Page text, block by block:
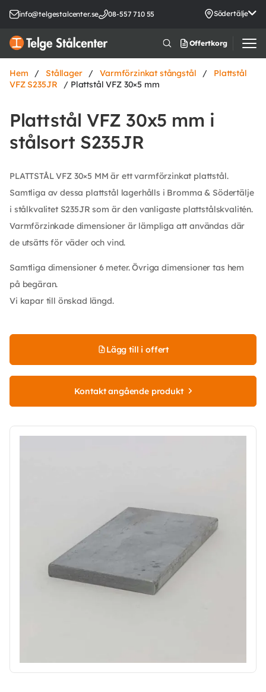
info@telgestalcenter.se 08-557 710 55 Södertälje
Offertkorg
Hem / Stållager / Varmförzinkat stångstål /
Plattstål
VFZ S235JR
/ Plattstål VFZ 30×5 mm
Plattstål VFZ 30x5 mm i
stålsort S235JR
PLATTSTÅL VFZ 30×5 MM är ett varmförzinkat plattstål.
Samtliga av dessa plattstål lagerhålls i Bromma & Södertälje
i stålkvalitet S235JR som är den vanligaste plattstålskvalitén.
Varmförzinkade dimensioner är lämpliga att användas där
de utsätts för väder och vind.
Samtliga dimensioner 6 meter. Övriga dimensioner tas hem
på begäran.
Vi kapar till önskad längd.
Lägg till i offert
Kontakt angående produkt